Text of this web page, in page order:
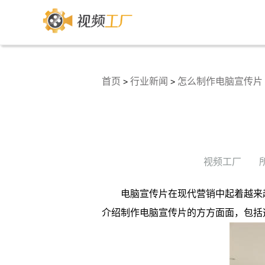
首页 > 行业新闻 > 怎么制作电脑宣传片
视频工厂
电脑宣传片在现代营销中起着越
介绍制作电脑宣传片的方方面面，包